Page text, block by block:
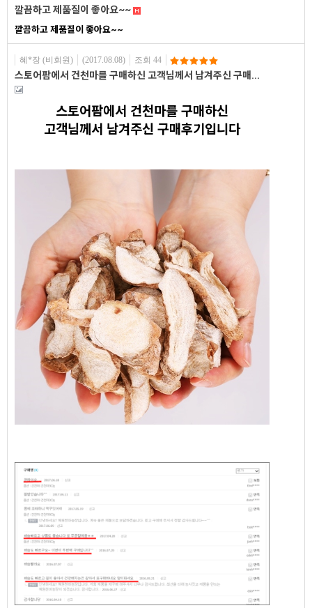
깔끔하고 제품질이 좋아요~~
깔끔하고 제품질이 좋아요~~
혜*장 (비회원) (2017.08.08) 조회 44
스토어팜에서 건천마를 구매하신 고객님께서 남겨주신 구매...
스토어팜에서 건천마를 구매하신
고객님께서 남겨주신 구매후기입니다